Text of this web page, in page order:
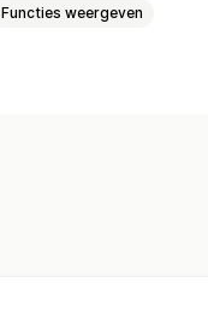
Functies weergeven